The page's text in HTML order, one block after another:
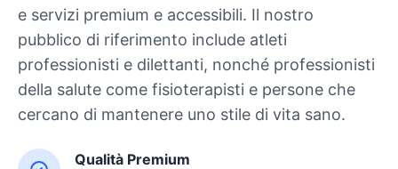
e servizi premium e accessibili. Il nostro
pubblico di riferimento include atleti
professionisti e dilettanti, nonché professionisti
della salute come fisioterapisti e persone che
cercano di mantenere uno stile di vita sano.
Qualità Premium